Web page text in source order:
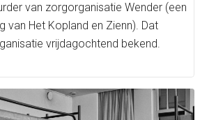
van zorgorganisatie Wender (een
van Het Kopland en Zienn). Dat
vrijdagochtend bekend.